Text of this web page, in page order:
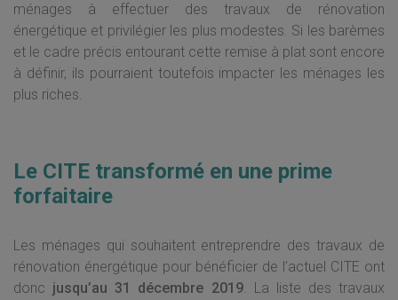
ménages à effectuer des travaux de rénovation
énergétique et privilégier les plus modestes. Si les barèmes
et le cadre précis entourant cette remise à plat sont encore
à définir, ils pourraient toutefois impacter les ménages les
plus riches.
Le CITE transformé en une prime
forfaitaire
Les ménages qui souhaitent entreprendre des travaux de
rénovation énergétique pour bénéficier de l’actuel CITE ont
donc jusqu’au 31 décembre 2019. La liste des travaux